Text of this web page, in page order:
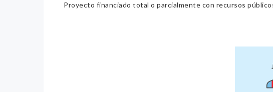
Proyecto financiado total o parcialmente con recursos